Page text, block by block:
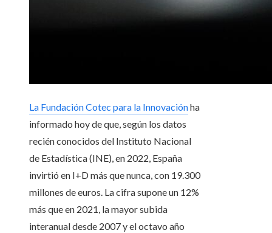
La Fundación Cotec para la Innovaciónha
informado hoy de que, según los datos
recién conocidos del Instituto Nacional
de Estadística (INE), en 2022, España
invirtió en I+D más que nunca, con 19.300
millones de euros. La cifra supone un 12%
más que en 2021, la mayor subida
interanual desde 2007 y el octavo año